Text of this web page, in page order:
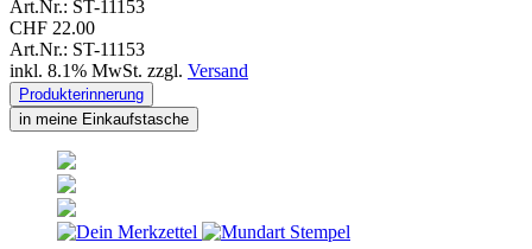
Art.Nr.: ST-11153
CHF 22.00
Art.Nr.: ST-11153
inkl. 8.1% MwSt. zzgl. Versand
Produkterinnerung
in meine Einkaufstasche